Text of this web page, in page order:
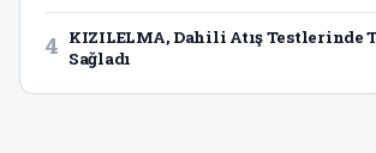
4 KIZILELMA, Dahili Atış Testlerinde
Sağladı